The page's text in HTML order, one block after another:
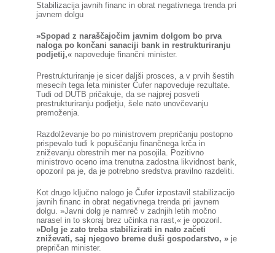
Stabilizacija javnih financ in obrat negativnega trenda pri
javnem dolgu
»Spopad z naraščajočim javnim dolgom bo prva
naloga po končani sanaciji bank in restrukturiranju
podjetij,« napoveduje finančni minister.
Prestrukturiranje je sicer daljši prosces, a v prvih šestih
mesecih tega leta minister Čufer napoveduje rezultate.
Tudi od DUTB pričakuje, da se najprej posveti
prestrukturiranju podjetju, šele nato unovčevanju
premoženja.
Razdolževanje bo po ministrovem prepričanju postopno
prispevalo tudi k popuščanju finančnega krča in
zniževanju obrestnih mer na posojila. Pozitivno
ministrovo oceno ima trenutna zadostna likvidnost bank,
opozoril pa je, da je potrebno sredstva pravilno razdeliti.
Kot drugo ključno nalogo je Čufer izpostavil stabilizacijo
javnih financ in obrat negativnega trenda pri javnem
dolgu. »Javni dolg je namreč v zadnjih letih močno
narasel in to skoraj brez učinka na rast,« je opozoril.
»Dolg je zato treba stabilizirati in nato začeti
zniževati, saj njegovo breme duši gospodarstvo, » je
prepričan minister.